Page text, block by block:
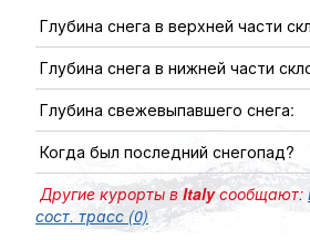
Глубина снега в верхней части
Глубина снега в нижней части
Глубина свежевыпавшего снега:
Когда был последний снегопад?
Другие курорты вItalyсообщают:
сост. трасс (0)